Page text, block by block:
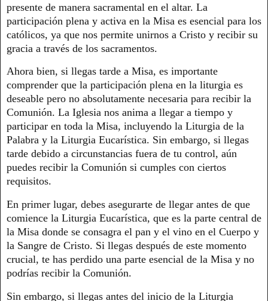
presente de manera sacramental en el altar. La
participación plena y activa en la Misa es esencial para los
católicos, ya que nos permite unirnos a Cristo y recibir su
gracia a través de los sacramentos.
Ahora bien, si llegas tarde a Misa, es importante
comprender que la participación plena en la liturgia es
deseable pero no absolutamente necesaria para recibir la
Comunión. La Iglesia nos anima a llegar a tiempo y
participar en toda la Misa, incluyendo la Liturgia de la
Palabra y la Liturgia Eucarística. Sin embargo, si llegas
tarde debido a circunstancias fuera de tu control, aún
puedes recibir la Comunión si cumples con ciertos
requisitos.
En primer lugar, debes asegurarte de llegar antes de que
comience la Liturgia Eucarística, que es la parte central de
la Misa donde se consagra el pan y el vino en el Cuerpo y
la Sangre de Cristo. Si llegas después de este momento
crucial, te has perdido una parte esencial de la Misa y no
podrías recibir la Comunión.
Sin embargo, si llegas antes del inicio de la Liturgia